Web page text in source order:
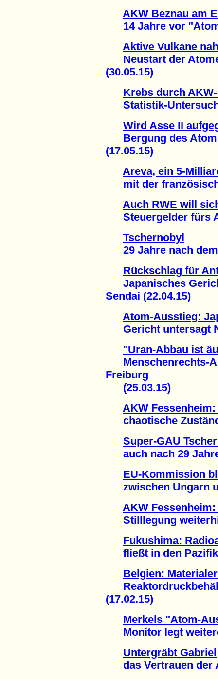
AKW Beznau am
14 Jahre vor
Aktive Vulkane
Neustart der
(30.05.15)
Krebs durch
Statistik-
Wird Asse II
Bergung des
(17.05.15)
Areva, ein 5-
mit der
Auch RWE will
Steuergelder fürs
Tschernobyl
29 Jahre nach dem
Rückschlag für
Japanisches
Sendai (22.04.15)
Atom-Ausstieg:
Gericht untersagt
"Uran-Abbau ist
Menschenrechts-
Freiburg
(25.03.15)
AKW
chaotische
Super-GAU
auch nach 29
EU-Kommission
zwischen Ungarn
AKW
Stilllegung
Fukushima:
fließt in den Pazifik
Belgien:
(17.02.15)
Merkels "Atom-
Monitor legt
Untergräbt Gabriel
das Vertrauen der